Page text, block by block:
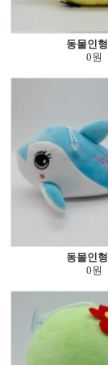
동물인
0원
동물인
0원